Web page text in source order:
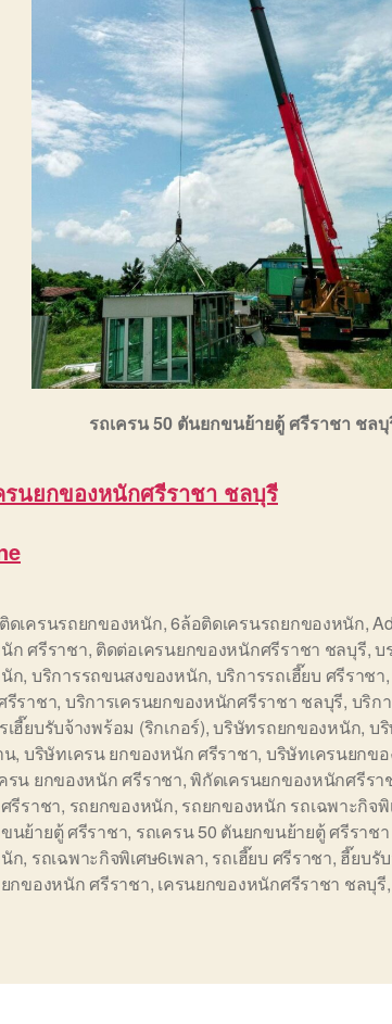
รถเครน 50 ตันยกขนย้ายตู้ ศรีราชา ชลบุ
รนยกของหนักศรีราชา ชลบุรี
ดเครนรถยกของหนัก,6ล้อติดเครนรถยกของหนัก,
ก ศรีราชา, ติดต่อเครนยกของหนักศรีราชา ชลบุรี,บ
ก, บริการรถขนสงของหนัก, บริการรถเฮี๊ยบ ศรีราชา
รีราชา, บริการเครนยกของหนักศรีราชา ชลบุรี, บริก
เฮี๊ยบรับจ้างพร้อม (ริกเกอร์),บริษัทรถยกของหนัก, บ
น, บริษัทเครน ยกของหนัก ศรีราชา, บริษัทเครนยกข
รน ยกของหนัก ศรีราชา,พิกัดเครนยกของหนักศรีรา
รีราชา, รถยกของหนัก, รถยกของหนัก รถเฉพาะกิจพิ
นย้ายตู้ ศรีราชา, รถเครน 50 ตันยกขนย้ายตู้ ศรีราช
ก, รถเฉพาะกิจพิเศษ6เพลา, รถเฮี๊ยบ ศรีราชา, ฮี๊ยบรั
กของหนัก ศรีราชา, เครนยกของหนักศรีราชา ชลบุรี,